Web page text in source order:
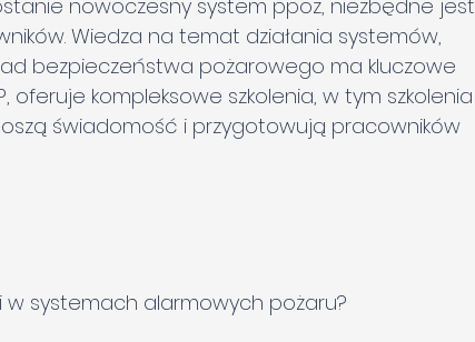
nowoczesny system ppoż, niezbędne jest
Wiedza na temat działania systemów,
bezpieczeństwa pożarowego ma kluczowe
oferuje kompleksowe szkolenia, w tym szkolenia
świadomość i przygotowują pracowników
w systemach alarmowych pożaru?